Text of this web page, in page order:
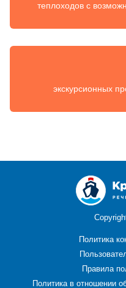
теплоходов с
экскурсионных
Политика
Правила
Политика в отношении